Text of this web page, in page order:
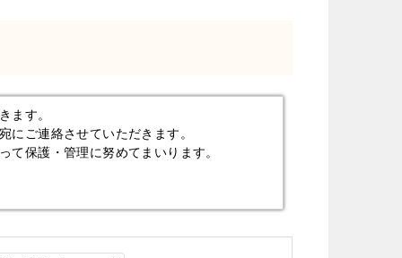
ます。
にご連絡させていただきます。
て保護・管理に努めてまいります。